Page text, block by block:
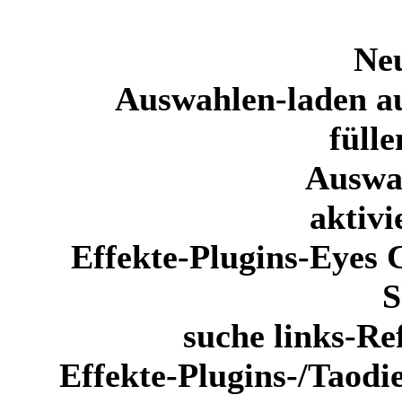
Auswahlen-laden
Effekte-Plugins-Eyes
suche links-
Effekte-Plugins-/